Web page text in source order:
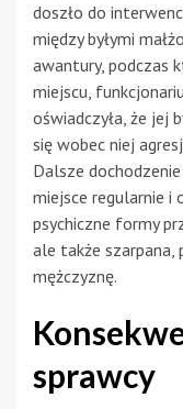
doszło do
między byłymi
awantury, podczas
miejscu,
oświadczyła, że jej
się wobec niej
Dalsze
miejsce regularnie i
psychiczne formy
ale także szarpana,
mężczyznę.
sprawcy